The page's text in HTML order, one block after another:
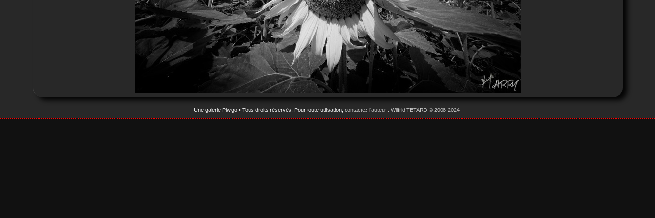
Une galerie Piwigo • Tous droits réservés. Pour toute utilisation, contactez l'auteur : Wilfrid TETARD © 2008-2024